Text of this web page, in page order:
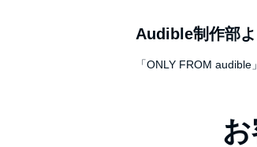
Audible制作部よ
「ONLY FROM